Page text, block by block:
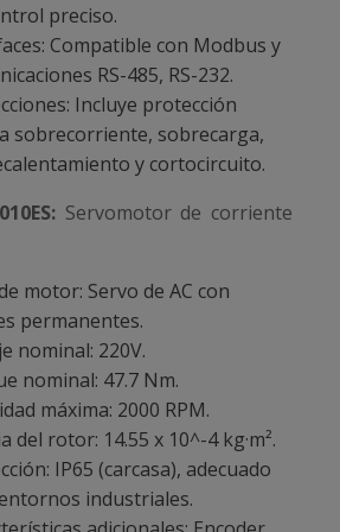
preciso.
Compatible con Modbus y
RS-485, RS-232.
Incluye protección
sobrecorriente, sobrecarga,
y cortocircuito.
Servomotor de corriente
motor: Servo de AC con
permanentes.
nominal: 220V.
nominal: 47.7 Nm.
máxima: 2000 RPM.
del rotor: 14.55 x 10^-4 kg·m².
IP65 (carcasa), adecuado
industriales.